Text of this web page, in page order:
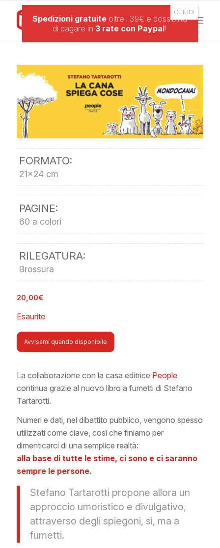
FORMATO:
21×24 cm
PAGINE:
60 a colori
RILEGATURA:
Brossura
20,00€
Esaurito
Avvisami quando disponibile
La collaborazione con la casa editrice People
continua grazie al nuovo libro a fumetti di Stefano
Tartarotti.
Numeri e dati, nel dibattito pubblico, vengono spesso
utilizzati come clave, così che finiamo per
dimenticarci di una semplice realtà:
alla base di tutte le stime, ci sono e ci saranno
sempre le persone.
Stefano Tartarotti propone allora un
approccio umoristico e divulgativo,
attraverso degli spiegoni, sì, ma a
fumetti.
Spedizioni gratuite oltre i 39€ e possibilità
di pagare in 3 rate con Paypal!